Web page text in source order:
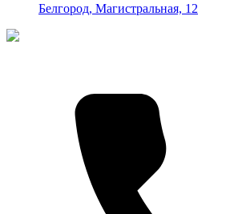
Белгород, Магистральная, 12